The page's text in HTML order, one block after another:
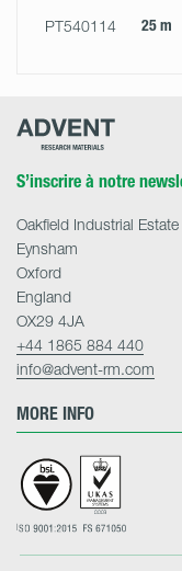
PT540114 25 m
Advent
S’inscrire à notre
MORE INFO
Oakfield Industrial Estate
Eynsham
Oxford
England
OX29 4JA
+44 1865 884 440
info@advent-rm.com